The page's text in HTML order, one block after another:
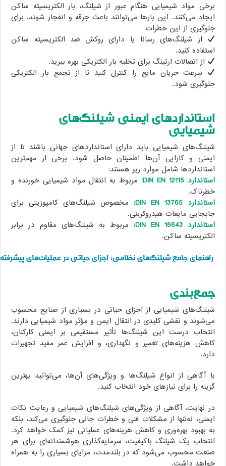
برخی مواد شیمیایی هنگام عبور از شیلنگ، بار الکتریسیته ساکن
ایجاد می‌کنند. این بارها می‌توانند باعث جرقه و انفجار شوند. برای
جلوگیری از این خطرات:
از شیلنگ‌های رسانا یا دارای روکش ضد الکتریسیته ساکن
استفاده کنید.
از اتصالات ارتینگ برای تخلیه بار الکتریکی بهره ببرید.
سرعت جریان مایع را کنترل کنید تا از تجمع بار الکتریکی
جلوگیری شود.
استانداردهای ایمنی شیلنگ‌های
شیمیایی
شیلنگ‌های شیمیایی باید دارای استانداردهای جهانی باشند تا از
ایمنی و کارایی آن‌ها اطمینان حاصل شود. برخی از مهم‌ترین
استانداردها شامل موارد زیر هستند:
استاندارد DIN EN 12115:
مربوط به انتقال مواد شیمیایی خورنده و
خطرناک.
استاندارد DIN EN 13765:
مخصوص شیلنگ‌های کامپوزیتی برای
جابجایی مایعات هیدروکربنی.
استاندارد DIN EN 16643:
مربوط به شیلنگ‌های مقاوم در برابر
الکتریسیته ساکن.
راهنمای جامع شیلنگ‌های نظامی: اجزای حیاتی در عملیات‌های پیشرفته
جمع‌بندی
شیلنگ‌های شیمیایی از اجزای حیاتی در بسیاری از صنایع محسوب
می‌شوند و نقشی کلیدی در انتقال ایمن و مؤثر مواد شیمیایی دارند.
انتخاب درست این شیلنگ‌ها تأثیر مستقیمی بر ایمنی کارکنان،
کاهش هزینه‌های تعمیر و نگهداری، و افزایش عمر مفید تجهیزات
دارد.
با آگاهی از انواع شیلنگ‌ها و ویژگی‌های آن‌ها، می‌توانید بهترین
گزینه را برای نیازهای خود انتخاب کنید.
در نهایت، آگاهی از ویژگی‌های شیلنگ‌های شیمیایی و رعایت نکات
ایمنی، نه‌تنها از مشکلات فنی و خطرات جانی جلوگیری می‌کند، بلکه
به بهبود بهره‌وری و کاهش هزینه‌های عملیاتی نیز کمک خواهد کرد.
انتخاب یک شیلنگ باکیفیت، سرمایه‌گذاری هوشمندانه‌ای برای هر
صنعت محسوب می‌شود که در بلندمدت، مزایای بسیاری را به همراه
خواهد داشت.